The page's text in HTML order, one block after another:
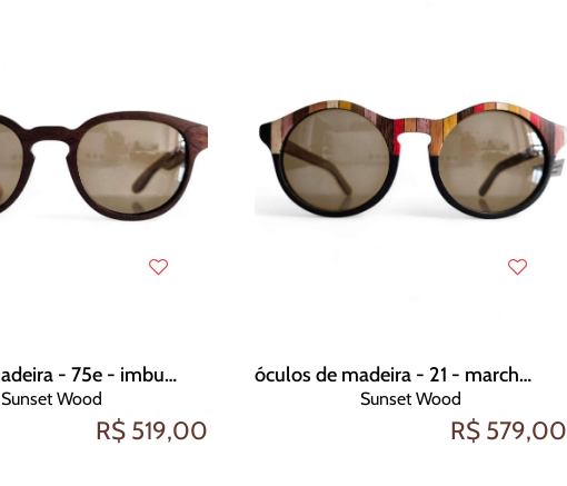
óculos de madeira - 75e - imbuia
Sunset Wood
R$ 519,00
óculos de madeira - 21 - marchetaria
Sunset Wood
R$ 579,00